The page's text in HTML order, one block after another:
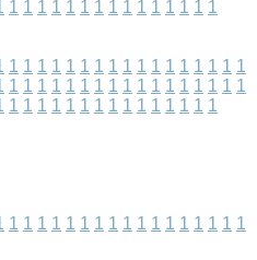
1 1 1 1 1 1 1 1 1 1 1 1 1 1 1
1 1 1 1 1 1 1 1 1 1 1 1 1 1 1 1 1
1 1 1 1 1 1 1 1 1 1 1 1 1 1 1 1 1
1 1 1 1 1 1 1 1 1 1 1 1 1 1 1
1 1 1 1 1 1 1 1 1 1 1 1 1 1 1 1 1